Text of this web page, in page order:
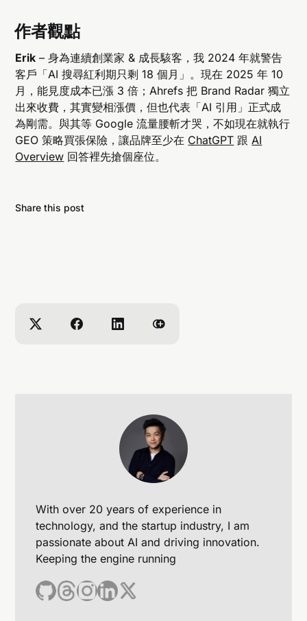
作者觀點
Erik – 身為連續創業家 & 成長駭客，我 2024 年就警告
客戶「AI 搜尋紅利期只剩 18 個月」。現在 2025 年 10
月，能見度成本已漲 3 倍；Ahrefs 把 Brand Radar 獨立
出來收費，其實變相漲價，但也代表「AI 引用」正式成
為剛需。與其等 Google 流量腰斬才哭，不如現在就執行
GEO 策略買張保險，讓品牌至少在 ChatGPT 跟 AI
Overview 回答裡先搶個座位。
Share this post
With over 20 years of experience in
technology, and the startup industry, I am
passionate about AI and driving innovation.
Keeping the engine running